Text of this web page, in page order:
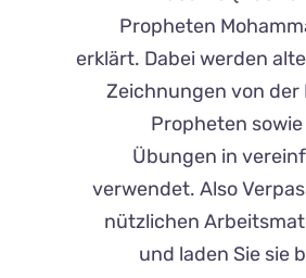
Propheten
erklärt. Dabei werden
Zeichnungen von der
Propheten
Übungen in
verwendet. Also
nützlichen
und laden Sie sie